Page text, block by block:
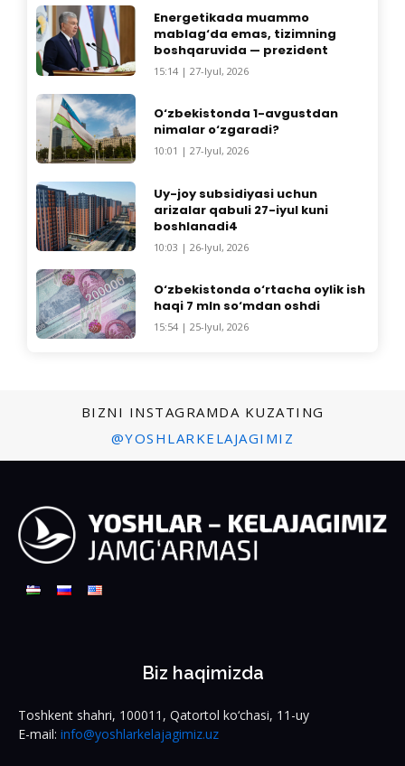
Energetikada muammo
mablag‘da emas, tizimning
boshqaruvida — prezident
15:14 | 27-Iyul, 2026
O‘zbekistonda 1-avgustdan
nimalar o‘zgaradi?
10:01 | 27-Iyul, 2026
Uy-joy subsidiyasi uchun
arizalar qabuli 27-iyul kuni
boshlanadi4
10:03 | 26-Iyul, 2026
O‘zbekistonda o‘rtacha oylik ish
haqi 7 mln so‘mdan oshdi
15:54 | 25-Iyul, 2026
BIZNI INSTAGRAMDA KUZATING
@YOSHLARKELAJAGIMIZ
Biz haqimizda
Toshkent shahri, 100011, Qatortol ko‘chasi, 11-uy
E-mail: info@yoshlarkelajagimiz.uz